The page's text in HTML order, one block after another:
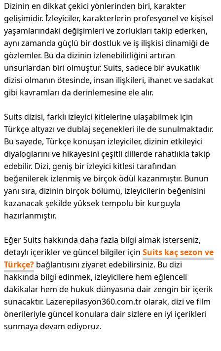
Dizinin en dikkat çekici yönlerinden biri, karakter
gelişimidir. İzleyiciler, karakterlerin profesyonel ve kişisel
yaşamlarındaki değişimleri ve zorlukları takip ederken,
aynı zamanda güçlü bir dostluk ve iş ilişkisi dinamiği de
gözlemler. Bu da dizinin izlenebilirliğini artıran
unsurlardan biri olmuştur. Suits, sadece bir avukatlık
dizisi olmanın ötesinde, insan ilişkileri, ihanet ve sadakat
gibi kavramları da derinlemesine ele alır.
Suits dizisi, farklı izleyici kitlelerine ulaşabilmek için
Türkçe altyazı ve dublaj seçenekleri ile de sunulmaktadır.
Bu sayede, Türkçe konuşan izleyiciler, dizinin etkileyici
diyaloglarını ve hikayesini çeşitli dillerde rahatlıkla takip
edebilir. Dizi, geniş bir izleyici kitlesi tarafından
beğenilerek izlenmiş ve birçok ödül kazanmıştır. Bunun
yanı sıra, dizinin birçok bölümü, izleyicilerin beğenisini
kazanacak şekilde yüksek tempolu bir kurguyla
hazırlanmıştır.
Eğer Suits hakkında daha fazla bilgi almak isterseniz,
detaylı içerikler ve güncel bilgiler için Suits kaç sezon ve
Türkçe? bağlantısını ziyaret edebilirsiniz. Bu dizi
hakkında bilgi edinmek, izleyicilere hem eğlenceli
dakikalar hem de hukuk dünyasına dair zengin bir içerik
sunacaktır. Lazerepilasyon360.com.tr olarak, dizi ve film
önerileriyle güncel konulara dair sizlere en iyi içerikleri
sunmaya devam ediyoruz.